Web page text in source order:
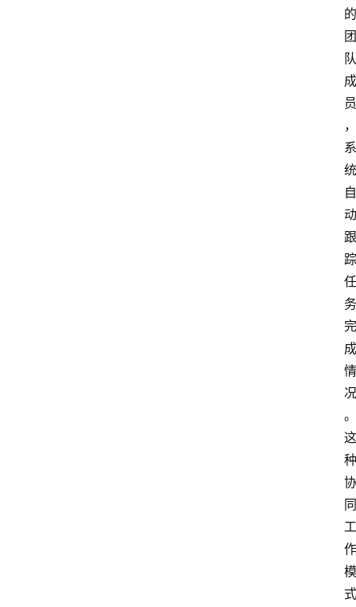
的
团
队
成
员
，
系
统
自
动
跟
踪
任
务
完
成
情
况
。
这
种
协
同
工
作
模
式